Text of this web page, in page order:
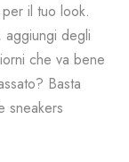
il tuo look.
aggiungi degli
che va bene
Basta
sneakers